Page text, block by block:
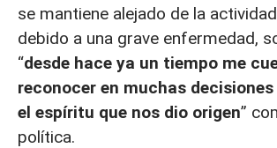
se mantiene alejado de la
debido a una grave enfermedad,
“desde hace ya un tiempo me
reconocer en muchas
el espíritu que nos dio origen”
política.